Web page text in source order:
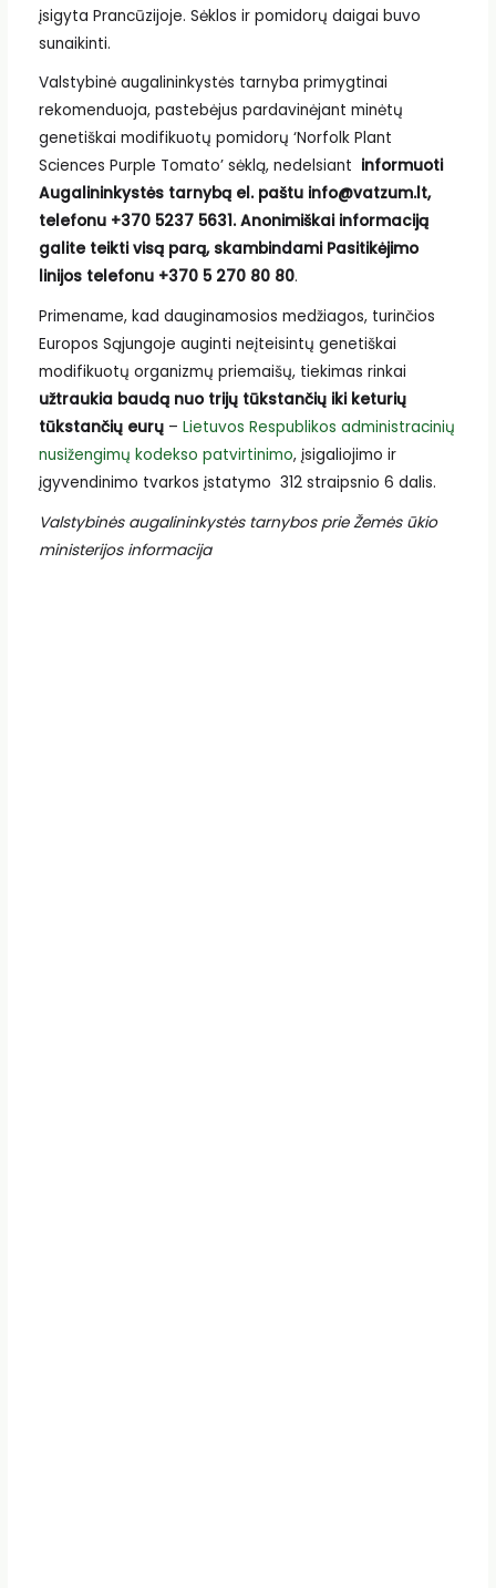
įsigyta Prancūzijoje. Sėklos ir pomidorų daigai buvo
sunaikinti.
Valstybinė augalininkystės tarnyba primygtinai
rekomenduoja, pastebėjus pardavinėjant minėtų
genetiškai modifikuotų pomidorų ‘Norfolk Plant
Sciences Purple Tomato’ sėklą, nedelsiant informuoti
Augalininkystės tarnybą el. paštu info@vatzum.lt,
telefonu +370 5237 5631. Anonimiškai informaciją
galite teikti visą parą, skambindami Pasitikėjimo
linijos telefonu +370 5 270 80 80.
Primename, kad dauginamosios medžiagos, turinčios
Europos Sąjungoje auginti neįteisintų genetiškai
modifikuotų organizmų priemaišų, tiekimas rinkai
užtraukia baudą nuo trijų tūkstančių iki keturių
tūkstančių eurų– Lietuvos Respublikos administracinių
nusižengimų kodekso patvirtinimo, įsigaliojimo ir
įgyvendinimo tvarkos įstatymo 312 straipsnio 6 dalis.
Valstybinės augalininkystės tarnybos prie Žemės ūkio
ministerijos informacija